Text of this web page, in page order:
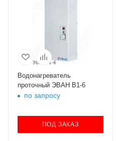
Водонагреватель
проточный ЭВАН В1-6
по запросу
ПОД ЗАКАЗ